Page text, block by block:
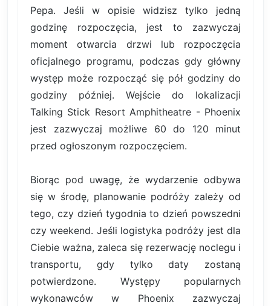
Pepa. Jeśli w opisie widzisz tylko jedną
godzinę rozpoczęcia, jest to zazwyczaj
moment otwarcia drzwi lub rozpoczęcia
oficjalnego programu, podczas gdy główny
występ może rozpocząć się pół godziny do
godziny później. Wejście do lokalizacji
Talking Stick Resort Amphitheatre - Phoenix
jest zazwyczaj możliwe 60 do 120 minut
przed ogłoszonym rozpoczęciem.
Biorąc pod uwagę, że wydarzenie odbywa
się w środę, planowanie podróży zależy od
tego, czy dzień tygodnia to dzień powszedni
czy weekend. Jeśli logistyka podróży jest dla
Ciebie ważna, zaleca się rezerwację noclegu i
transportu, gdy tylko daty zostaną
potwierdzone. Występy popularnych
wykonawców w Phoenix zazwyczaj